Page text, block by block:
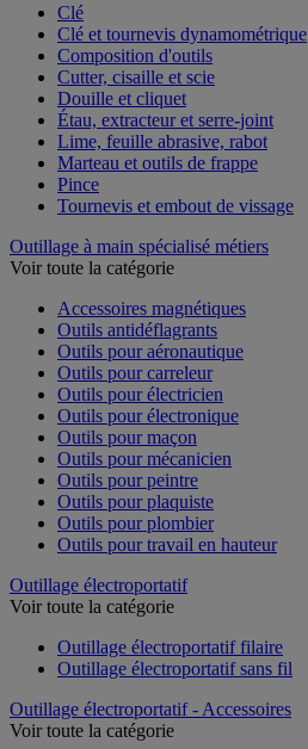
Clé
Clé et tournevis dynamométrique
Composition d'outils
Cutter, cisaille et scie
Douille et cliquet
Étau, extracteur et serre-joint
Lime, feuille abrasive, rabot
Marteau et outils de frappe
Pince
Tournevis et embout de vissage
Outillage à main spécialisé métiers
Voir toute la catégorie
Accessoires magnétiques
Outils antidéflagrants
Outils pour aéronautique
Outils pour carreleur
Outils pour électricien
Outils pour électronique
Outils pour maçon
Outils pour mécanicien
Outils pour peintre
Outils pour plaquiste
Outils pour plombier
Outils pour travail en hauteur
Outillage électroportatif
Voir toute la catégorie
Outillage électroportatif filaire
Outillage électroportatif sans fil
Outillage électroportatif - Accessoires
Voir toute la catégorie